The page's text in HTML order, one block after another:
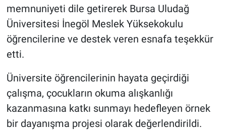
memnuniyeti dile getirerek Bursa Uludağ
Üniversitesi İnegöl Meslek Yüksekokulu
öğrencilerine ve destek veren esnafa teşekkür
etti.
Üniversite öğrencilerinin hayata geçirdiği
çalışma, çocukların okuma alışkanlığı
kazanmasına katkı sunmayı hedefleyen örnek
bir dayanışma projesi olarak değerlendirildi.